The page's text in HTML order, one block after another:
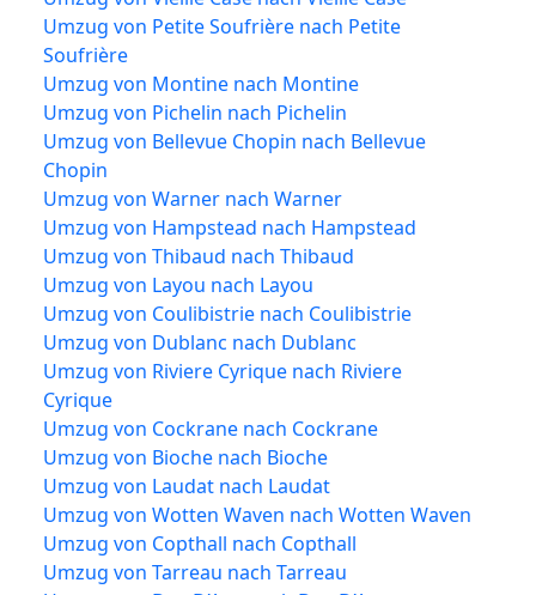
Umzug von Petite Soufrière nach Petite
Soufrière
Umzug von Montine nach Montine
Umzug von Pichelin nach Pichelin
Umzug von Bellevue Chopin nach Bellevue
Chopin
Umzug von Warner nach Warner
Umzug von Hampstead nach Hampstead
Umzug von Thibaud nach Thibaud
Umzug von Layou nach Layou
Umzug von Coulibistrie nach Coulibistrie
Umzug von Dublanc nach Dublanc
Umzug von Riviere Cyrique nach Riviere
Cyrique
Umzug von Cockrane nach Cockrane
Umzug von Bioche nach Bioche
Umzug von Laudat nach Laudat
Umzug von Wotten Waven nach Wotten Waven
Umzug von Copthall nach Copthall
Umzug von Tarreau nach Tarreau